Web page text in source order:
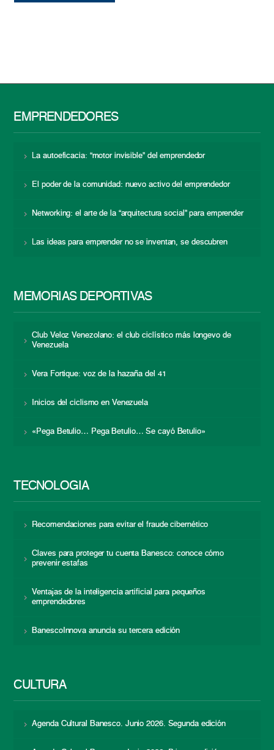
EMPRENDEDORES
La autoeficacia: “motor invisible” del emprendedor
El poder de la comunidad: nuevo activo del emprendedor
Networking: el arte de la “arquitectura social” para emprender
Las ideas para emprender no se inventan, se descubren
MEMORIAS DEPORTIVAS
Club Veloz Venezolano: el club ciclístico más longevo de
Venezuela
Vera Fortique: voz de la hazaña del 41
Inicios del ciclismo en Venezuela
«Pega Betulio… Pega Betulio… Se cayó Betulio»
TECNOLOGÍA
Recomendaciones para evitar el fraude cibernético
Claves para proteger tu cuenta Banesco: conoce cómo
prevenir estafas
Ventajas de la inteligencia artificial para pequeños
emprendedores
BanescoInnova anuncia su tercera edición
CULTURA
Agenda Cultural Banesco. Junio 2026. Segunda edición